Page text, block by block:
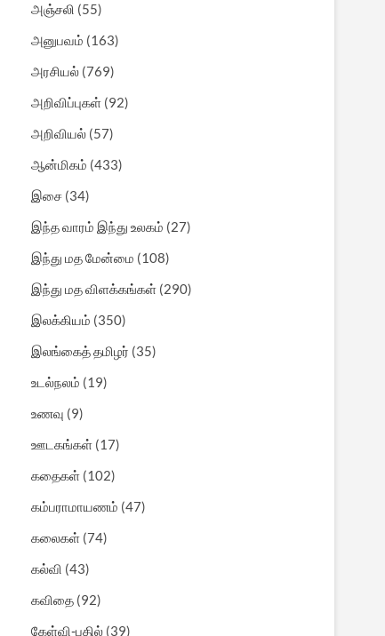
அஞ்சலி (55)
அனுபவம் (163)
அரசியல் (769)
அறிவிப்புகள் (92)
அறிவியல் (57)
ஆன்மிகம் (433)
இசை (34)
இந்த வாரம் இந்து உலகம் (27)
இந்து மத மேன்மை (108)
இந்து மத விளக்கங்கள் (290)
இலக்கியம் (350)
இலங்கைத் தமிழர் (35)
உடல்நலம் (19)
உணவு (9)
ஊடகங்கள் (17)
கதைகள் (102)
கம்பராமாயணம் (47)
கலைகள் (74)
கல்வி (43)
கவிதை (92)
கேள்வி-பதில் (39)